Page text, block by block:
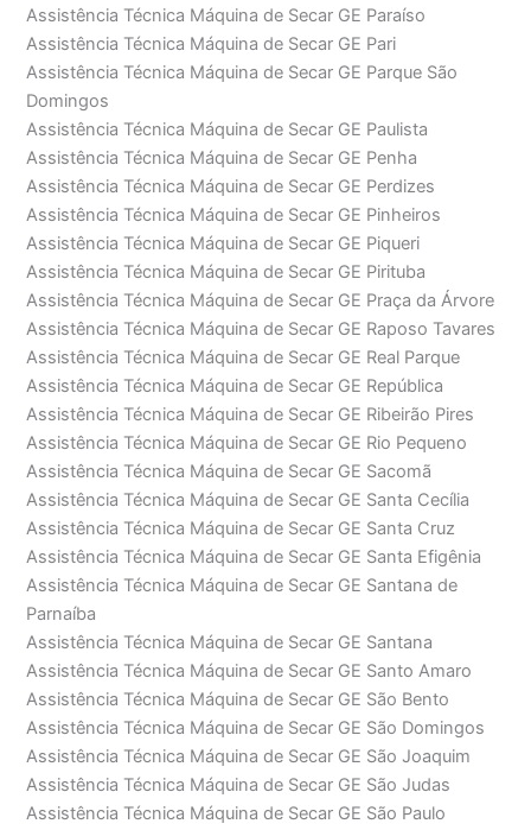
Assistência Técnica Máquina de Secar GE Paraíso
Assistência Técnica Máquina de Secar GE Pari
Assistência Técnica Máquina de Secar GE Parque São
Domingos
Assistência Técnica Máquina de Secar GE Paulista
Assistência Técnica Máquina de Secar GE Penha
Assistência Técnica Máquina de Secar GE Perdizes
Assistência Técnica Máquina de Secar GE Pinheiros
Assistência Técnica Máquina de Secar GE Piqueri
Assistência Técnica Máquina de Secar GE Pirituba
Assistência Técnica Máquina de Secar GE Praça da Árvore
Assistência Técnica Máquina de Secar GE Raposo Tavares
Assistência Técnica Máquina de Secar GE Real Parque
Assistência Técnica Máquina de Secar GE República
Assistência Técnica Máquina de Secar GE Ribeirão Pires
Assistência Técnica Máquina de Secar GE Rio Pequeno
Assistência Técnica Máquina de Secar GE Sacomã
Assistência Técnica Máquina de Secar GE Santa Cecília
Assistência Técnica Máquina de Secar GE Santa Cruz
Assistência Técnica Máquina de Secar GE Santa Efigênia
Assistência Técnica Máquina de Secar GE Santana de
Parnaíba
Assistência Técnica Máquina de Secar GE Santana
Assistência Técnica Máquina de Secar GE Santo Amaro
Assistência Técnica Máquina de Secar GE São Bento
Assistência Técnica Máquina de Secar GE São Domingos
Assistência Técnica Máquina de Secar GE São Joaquim
Assistência Técnica Máquina de Secar GE São Judas
Assistência Técnica Máquina de Secar GE São Paulo